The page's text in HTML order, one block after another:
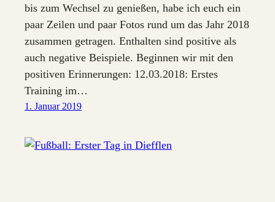
bis zum Wechsel zu genießen, habe ich euch ein
paar Zeilen und paar Fotos rund um das Jahr 2018
zusammen getragen. Enthalten sind positive als
auch negative Beispiele. Beginnen wir mit den
positiven Erinnerungen: 12.03.2018: Erstes
Training im…
1. Januar 2019